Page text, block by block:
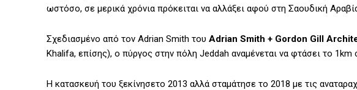
ωστόσο, σε μερικά χρόνια πρόκειται να αλλάξει αφού στη Σαουδική
Σχεδιασμένο από τον Adrian Smith του Adrian Smith + Gordon Gill
Khalifa, επίσης), ο πύργος στην πόλη Jeddah αναμένεται να φτάσει το 1km
Η κατασκευή του ξεκίνησετο 2013 αλλά σταμάτησε το 2018 με τις